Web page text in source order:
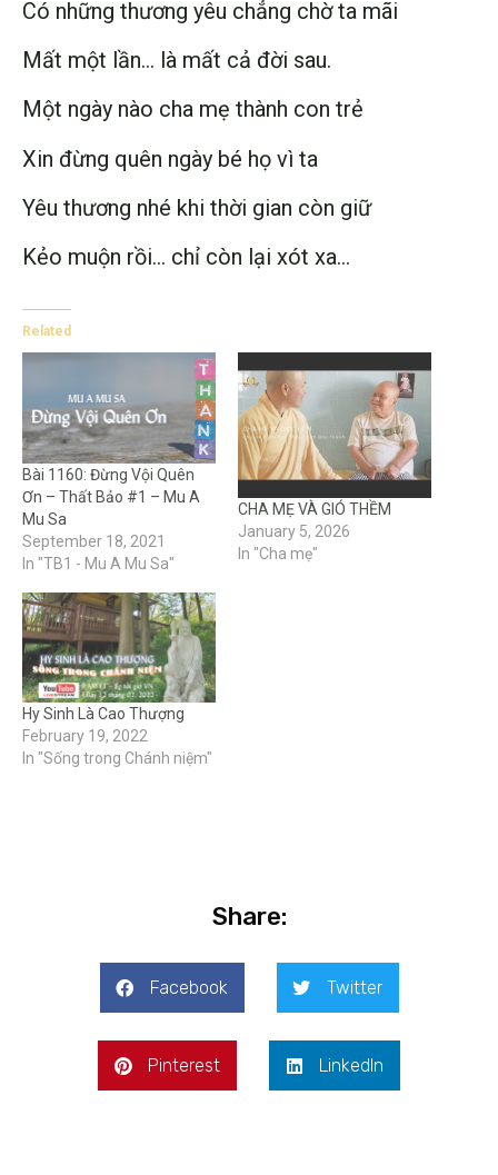
Có những thương yêu chẳng chờ ta mãi
Mất một lần… là mất cả đời sau.
Một ngày nào cha mẹ thành con trẻ
Xin đừng quên ngày bé họ vì ta
Yêu thương nhé khi thời gian còn giữ
Kẻo muộn rồi… chỉ còn lại xót xa…
Related
Bài 1160: Đừng Vội Quên
Ơn – Thất Bảo #1 – Mu A
Mu Sa
September 18, 2021
In "TB1 - Mu A Mu Sa"
CHA MẸ VÀ GIÓ THỀM
January 5, 2026
In "Cha mẹ"
Hy Sinh Là Cao Thượng
February 19, 2022
In "Sống trong Chánh niệm"
Share:
Facebook Twitter
Pinterest LinkedIn